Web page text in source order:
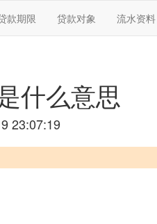
款期限 贷款对象 流水资料
什么意思
23:07:19